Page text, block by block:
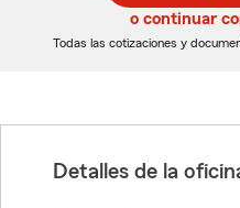
5
dígitos
5
dígitos
o continuar
Todas las cotizaciones y
Detalles de la